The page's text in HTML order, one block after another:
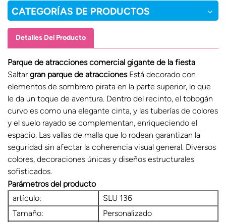
CATEGORÍAS DE PRODUCTOS
Detalles Del Producto
Parque de atracciones comercial gigante de la fiesta
Saltar gran parque de atraccionesEstá decorado con
elementos de sombrero pirata en la parte superior, lo que
le da un toque de aventura. Dentro del recinto, el tobogán
curvo es como una elegante cinta, y las tuberías de colores
y el suelo rayado se complementan, enriqueciendo el
espacio. Las vallas de malla que lo rodean garantizan la
seguridad sin afectar la coherencia visual general. Diversos
colores, decoraciones únicas y diseños estructurales
sofisticados.
Parámetros del producto
artículo:
SLU 136
Tamaño:
Personalizado